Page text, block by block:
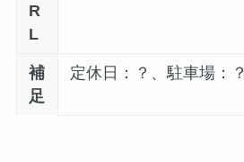
R
L
補
足
定休日：？、駐車場：？